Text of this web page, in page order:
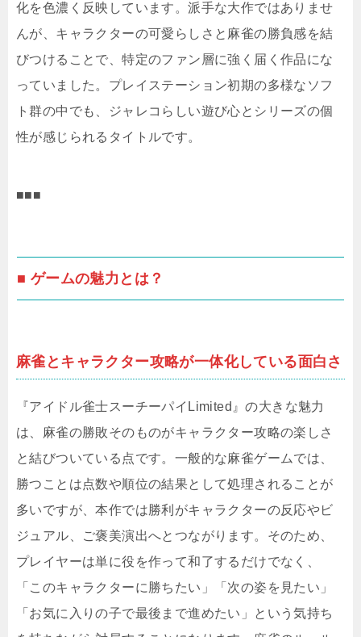
化を色濃く反映しています。派手な大作ではありませ
んが、キャラクターの可愛らしさと麻雀の勝負感を結
びつけることで、特定のファン層に強く届く作品にな
っていました。プレイステーション初期の多様なソフ
ト群の中でも、ジャレコらしい遊び心とシリーズの個
性が感じられるタイトルです。
■■■
■ ゲームの魅力とは？
麻雀とキャラクター攻略が一体化している面白さ
『アイドル雀士スーチーパイLimited』の大きな魅力
は、麻雀の勝敗そのものがキャラクター攻略の楽しさ
と結びついている点です。一般的な麻雀ゲームでは、
勝つことは点数や順位の結果として処理されることが
多いですが、本作では勝利がキャラクターの反応やビ
ジュアル、ご褒美演出へとつながります。そのため、
プレイヤーは単に役を作って和了するだけでなく、
「このキャラクターに勝ちたい」「次の姿を見たい」
「お気に入りの子で最後まで進めたい」という気持ち